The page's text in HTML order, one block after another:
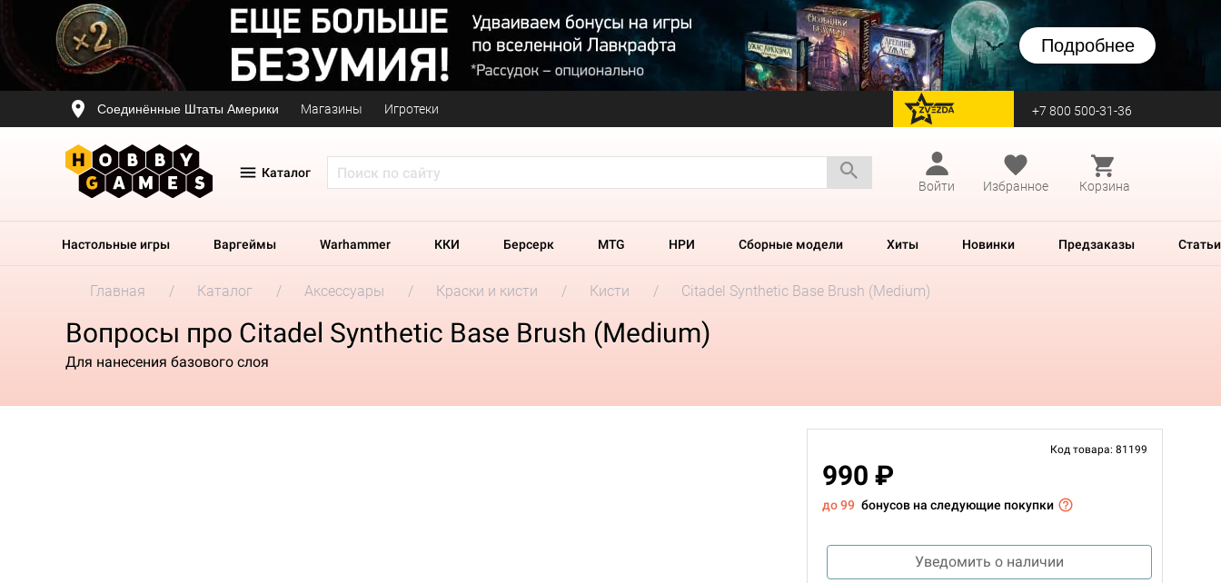
Подробнее
Соединённые Штаты Америки Магазины Игротеки перейти на Zvezda +7 800 500-31-36
Каталог
Войти
Избранное Корзина
Настольные игры Варгеймы Warhammer ККИ Берсерк MTG НРИ Сборные модели Хиты Новинки Предзаказы Статьи
Главная Каталог Аксессуары Краски и кисти Кисти Citadel Synthetic Base Brush (Medium)
Вопросы про Citadel Synthetic Base Brush (Medium)
Для нанесения базового слоя
Код товара: 81199
990 ₽
до 99 бонусов на следующие покупки
Уведомить о наличии